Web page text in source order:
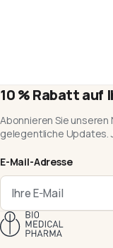
10 % Rabatt auf
Abonnieren Sie
gelegentliche Updates.
E-Mail-Adresse